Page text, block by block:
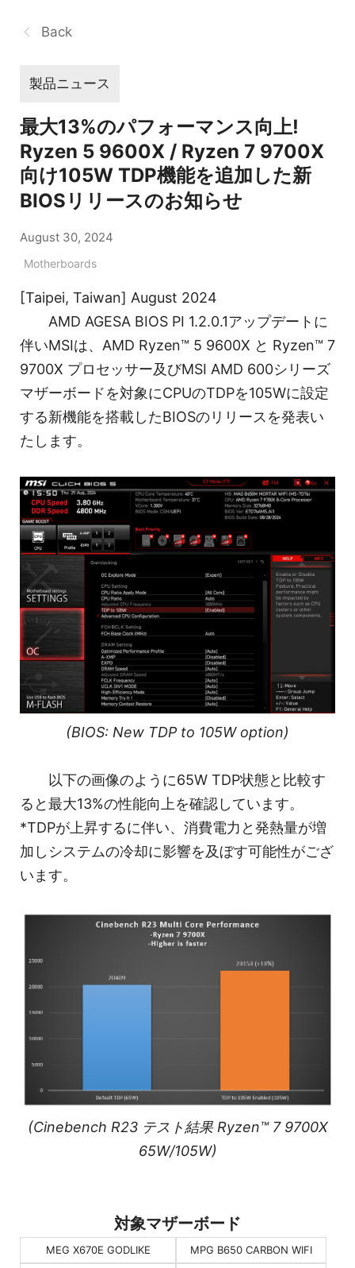
Back
製品ニュース
最大13%のパフォーマンス向上!
Ryzen 5 9600X / Ryzen 7 9700X
向け105W TDP機能を追加した新
BIOSリリースのお知らせ
August 30, 2024
Motherboards
[Taipei, Taiwan] August 2024
AMD AGESA BIOS PI 1.2.0.1アップデートに
伴いMSIは、AMD Ryzen™ 5 9600X と Ryzen™ 7
9700X プロセッサー及びMSI AMD 600シリーズ
マザーボードを対象にCPUのTDPを105Wに設定
する新機能を搭載したBIOSのリリースを発表い
たします。
(BIOS: New TDP to 105W option)
以下の画像のように65W TDP状態と比較す
ると最大13%の性能向上を確認しています。
*TDPが上昇するに伴い、消費電力と発熱量が増
加しシステムの冷却に影響を及ぼす可能性がござ
います。
(Cinebench R23 テスト結果 Ryzen™ 7 9700X
65W/105W)
対象マザーボード
MEG X670E GODLIKE MPG B650 CARBON WIFI